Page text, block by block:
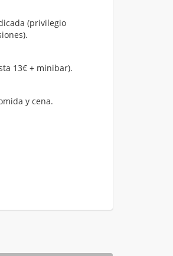
(privilegio
13€ + minibar).
y cena.